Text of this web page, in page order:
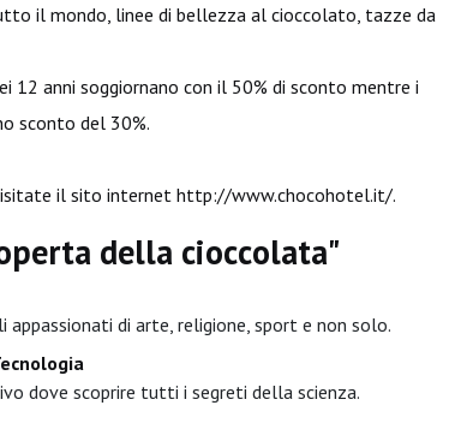
il mondo, linee di bellezza al cioccolato, tazze da
anni soggiornano con il 50% di sconto mentre i
sconto del 30%.
il sito internet http://www.chocohotel.it/.
della cioccolata"
di arte, religione, sport e non solo.
dove scoprire tutti i segreti della scienza.